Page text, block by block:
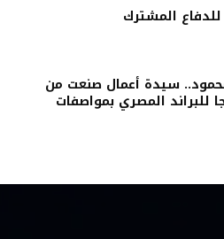
المشترك
سيدة أعمال صنعت من
للبراند المصري بمواصفات